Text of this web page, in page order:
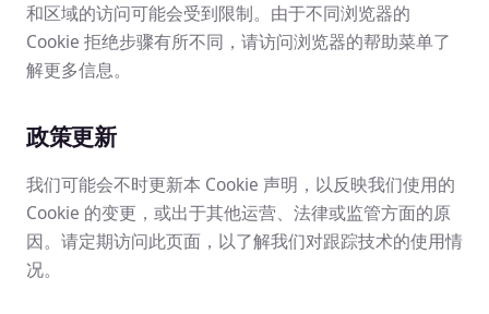
和区域的访问可能会受到限制。由于不同浏览器的
Cookie 拒绝步骤有所不同，请访问浏览器的帮助菜单了
解更多信息。
政策更新
我们可能会不时更新本 Cookie 声明，以反映我们使用的
Cookie 的变更，或出于其他运营、法律或监管方面的原
因。请定期访问此页面，以了解我们对跟踪技术的使用情
况。